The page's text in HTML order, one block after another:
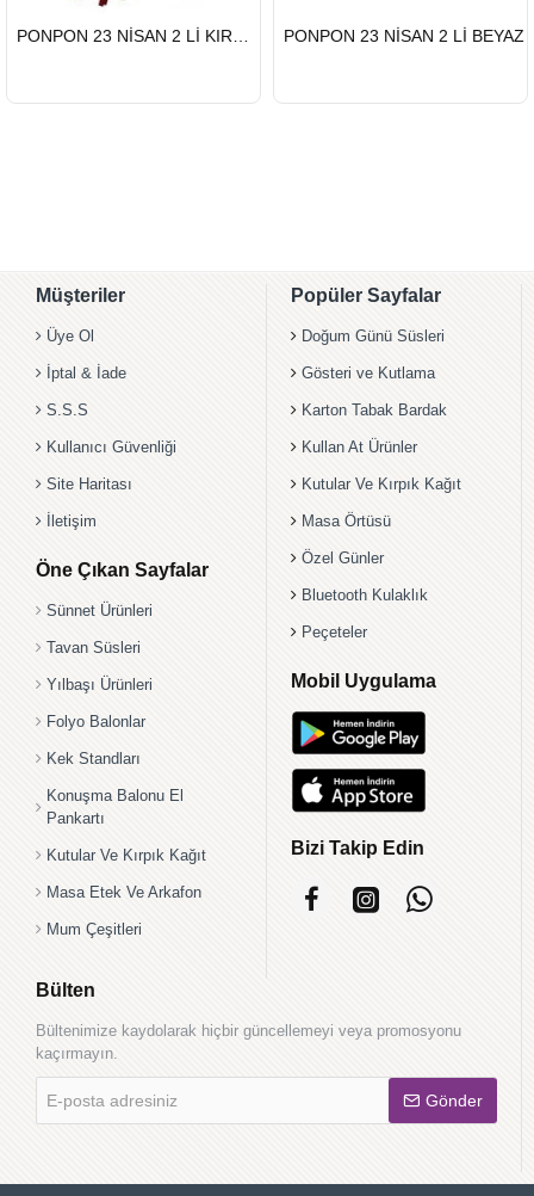
HIZLI
GÖNDERİ
PONPON 23 NİSAN 2 Lİ KIRMIZI
HIZLI
GÖNDERİ
PONPON 23 NİSAN 2 Lİ BEYAZ
Müşteriler
Üye Ol
İptal & İade
S.S.S
Kullanıcı Güvenliği
Site Haritası
İletişim
Öne Çıkan Sayfalar
Sünnet Ürünleri
Tavan Süsleri
Yılbaşı Ürünleri
Folyo Balonlar
Kek Standları
Konuşma Balonu El
Pankartı
Kutular Ve Kırpık Kağıt
Masa Etek Ve Arkafon
Mum Çeşitleri
Popüler Sayfalar
Doğum Günü Süsleri
Gösteri ve Kutlama
Karton Tabak Bardak
Kullan At Ürünler
Kutular Ve Kırpık Kağıt
Masa Örtüsü
Özel Günler
Bluetooth Kulaklık
Peçeteler
Mobil Uygulama
Bizi Takip Edin
Bülten
Bültenimize kaydolarak hiçbir güncellemeyi veya promosyonu
kaçırmayın.
posta
adresiniz
Gönder